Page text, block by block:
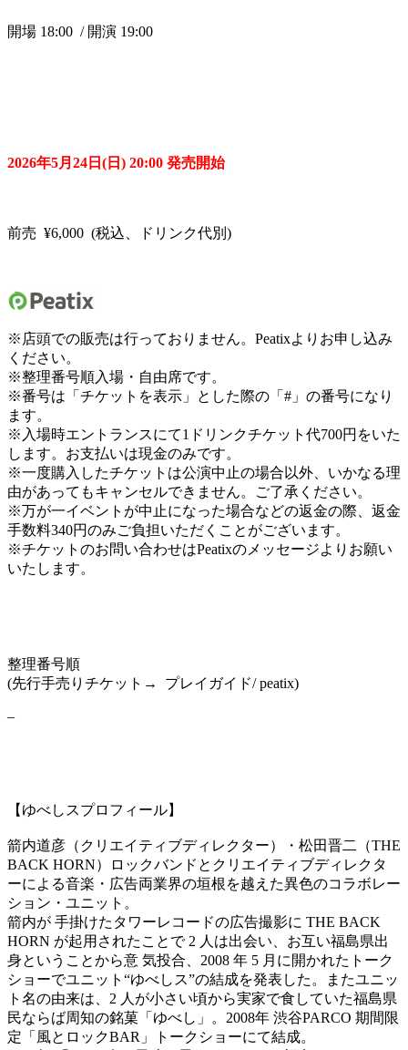
開場 18:00 / 開演 19:00
2026年5月24日(日) 20:00 発売開始
前売 ¥6,000 (税込、ドリンク代別)
※店頭での販売は行っておりません。Peatixよりお申し込み
ください。
※整理番号順入場・自由席です。
※番号は「チケットを表示」とした際の「 # 」の番号になり
ます。
※入場時エントランスにて1ドリンクチケット代700円をいた
します。お支払いは現金のみです。
※一度購入したチケットは公演中止の場合以外、いかなる理
由があってもキャンセルできません。ご了承ください。
※万が一イベントが中止になった場合などの返金の際、 返金
手数料340円のみご負担いただくことがございます。
※チケットのお問い合わせはPeatixのメッセージよりお願い
いたします。
整理番号順
(先行手売りチケット→ プレイガイド/ peatix)
–
【ゆべしスプロフィール】
箭内道彦（クリエイティブディレクター）・松田晋二（THE
BACK HORN）ロックバンドとクリエイティブディレクタ
ーによる音楽・広告両業界の垣根を越えた異色のコラボレー
ション・ユニット。
箭内が 手掛けたタワーレコードの広告撮影に THE BACK
HORN が起用されたことで 2 人は出会い、お互い福島県出
身ということから意 気投合、2008 年 5 月に開かれたトーク
ショーでユニット“ゆべしス”の結成を発表した。またユニッ
ト名の由来は、2 人が小さい頃から実家で食していた福島県
民ならば周知の銘菓「ゆべし」。2008年 渋谷PARCO 期間限
定「風とロックBAR」トークショーにて結成。